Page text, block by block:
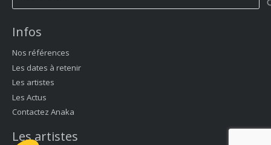
Infos
Nos références
Les dates à retenir
Les artistes
Les Actus
Contactez Anaka
Les artistes